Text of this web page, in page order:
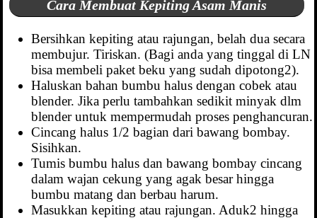
Cara Membuat Kepiting Asam Manis
Bersihkan kepiting atau rajungan, belah dua secara
membujur. Tiriskan. (Bagi anda yang tinggal di LN
bisa membeli paket beku yang sudah dipotong2).
Haluskan bahan bumbu halus dengan cobek atau
blender. Jika perlu tambahkan sedikit minyak dlm
blender untuk mempermudah proses penghancuran.
Cincang halus 1/2 bagian dari bawang bombay.
Sisihkan.
Tumis bumbu halus dan bawang bombay cincang
dalam wajan cekung yang agak besar hingga
bumbu matang dan berbau harum.
Masukkan kepiting atau rajungan. Aduk2 hingga